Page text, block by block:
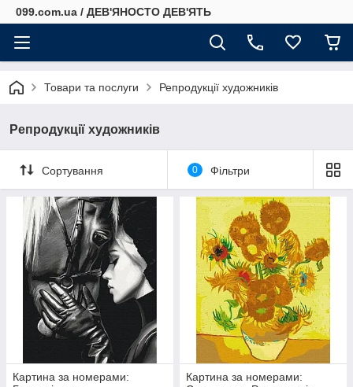
099.com.ua / ДЕВ'ЯНОСТО ДЕВ'ЯТЬ
Товари та послуги Репродукції художників
Репродукції художників
Сортування 0 Фільтри
Картина за номерами:
Картина за номерами: